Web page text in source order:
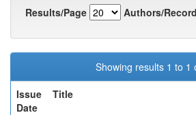
Results/Page
Authors/
Showing results 1 to 1
Issue
Date
Title